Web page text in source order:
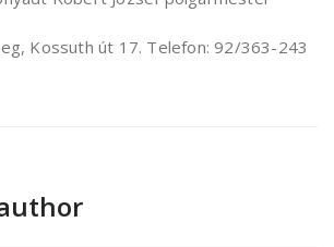
Kossuth út 17. Telefon: 92/363-243